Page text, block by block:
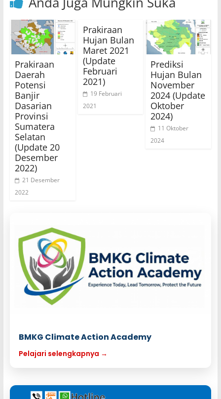
Prakiraan
Daerah
Potensi
Banjir
Dasarian
Provinsi
Sumatera
Selatan
(Update 20
Desember
2022)
21 Desember
2022
Prakiraan
Hujan Bulan
Maret 2021
(Update
Februari
2021)
19 Februari
2021
Prediksi
Hujan Bulan
November
2024 (Update
Oktober
2024)
11 Oktober
2024
BMKG Climate Action Academy
Pelajari selengkapnya →